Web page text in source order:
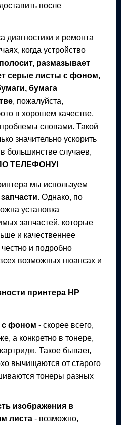
после
диагностики и ремонта
когда устройство
полосит, размазывает
серые листы с фоном,
бумага
, пожалуйста,
в хорошем качестве,
словами. Такой
значительно ускорить
большинстве случаев,
ТЕЛЕФОНУ!
мы используем
. Однако, по
установка
запчастей, которые
и качественнее
и подробно
возможных нюансах и
принтера HP
с фоном - скорее всего,
а конкретно в тонере,
Такое бывает,
вычищаются от старого
тонеры разных
изображения в
листа - возможно,